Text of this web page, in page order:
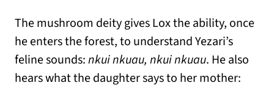
The mushroom deity gives Lox the ability, once
he enters the forest, to understand Yezari’s
feline sounds:nkui nkuau, nkui nkuau. He also
hears what the daughter says to her mother: